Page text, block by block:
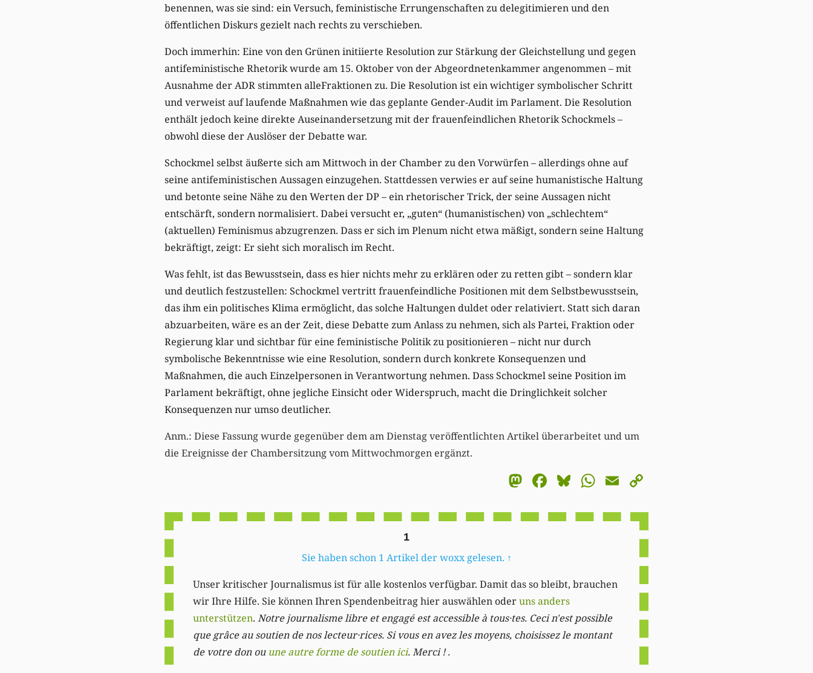
benennen, was sie sind: ein Versuch, feministische Errungenschaften zu delegitimieren und den
öffentlichen Diskurs gezielt nach rechts zu verschieben.
Doch immerhin: Eine von den Grünen initiierte Resolution zur Stärkung der Gleichstellung und gegen
antifeministische Rhetorik wurde am 15. Oktober von der Abgeordnetenkammer angenommen – mit
Ausnahme der ADR stimmten alleFraktionen zu. Die Resolution ist ein wichtiger symbolischer Schritt
und verweist auf laufende Maßnahmen wie das geplante Gender-Audit im Parlament. Die Resolution
enthält jedoch keine direkte Auseinandersetzung mit der frauenfeindlichen Rhetorik Schockmels –
obwohl diese der Auslöser der Debatte war.
Schockmel selbst äußerte sich am Mittwoch in der Chamber zu den Vorwürfen – allerdings ohne auf
seine antifeministischen Aussagen einzugehen. Stattdessen verwies er auf seine humanistische Haltung
und betonte seine Nähe zu den Werten der DP – ein rhetorischer Trick, der seine Aussagen nicht
entschärft, sondern normalisiert. Dabei versucht er, „guten“ (humanistischen) von „schlechtem“
(aktuellen) Feminismus abzugrenzen. Dass er sich im Plenum nicht etwa mäßigt, sondern seine Haltung
bekräftigt, zeigt: Er sieht sich moralisch im Recht.
Was fehlt, ist das Bewusstsein, dass es hier nichts mehr zu erklären oder zu retten gibt – sondern klar
und deutlich festzustellen: Schockmel vertritt frauenfeindliche Positionen mit dem Selbstbewusstsein,
das ihm ein politisches Klima ermöglicht, das solche Haltungen duldet oder relativiert. Statt sich daran
abzuarbeiten, wäre es an der Zeit, diese Debatte zum Anlass zu nehmen, sich als Partei, Fraktion oder
Regierung klar und sichtbar für eine feministische Politik zu positionieren – nicht nur durch
symbolische Bekenntnisse wie eine Resolution, sondern durch konkrete Konsequenzen und
Maßnahmen, die auch Einzelpersonen in Verantwortung nehmen. Dass Schockmel seine Position im
Parlament bekräftigt, ohne jegliche Einsicht oder Widerspruch, macht die Dringlichkeit solcher
Konsequenzen nur umso deutlicher.
Anm.: Diese Fassung wurde gegenüber dem am Dienstag veröffentlichten Artikel überarbeitet und um
die Ereignisse der Chambersitzung vom Mittwochmorgen ergänzt.
Mastodon
Facebook
Bluesky
WhatsApp
Email
1
Sie haben schon 1 Artikel der woxx gelesen. ↑
Unser kritischer Journalismus ist für alle kostenlos verfügbar. Damit das so bleibt, brauchen
wir Ihre Hilfe. Sie können Ihren Spendenbeitrag hier auswählen oderuns anders
unterstützen. Notre journalisme libre et engagé est accessible à tous·tes. Ceci n'est possible
que grâce au soutien de nos lecteur·rices. Si vous en avez les moyens, choisissez le montant
de votre don ou une autre forme de soutien ici. Merci ! .